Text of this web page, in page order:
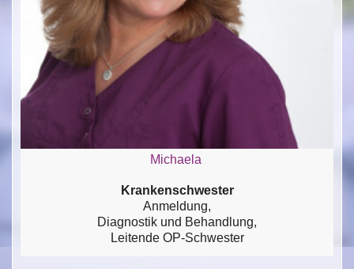
Michaela
Krankenschwester
Anmeldung,
Diagnostik und Behandlung,
Leitende OP-Schwester